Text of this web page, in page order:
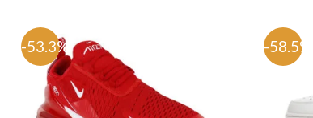
-53.3% -58.5%